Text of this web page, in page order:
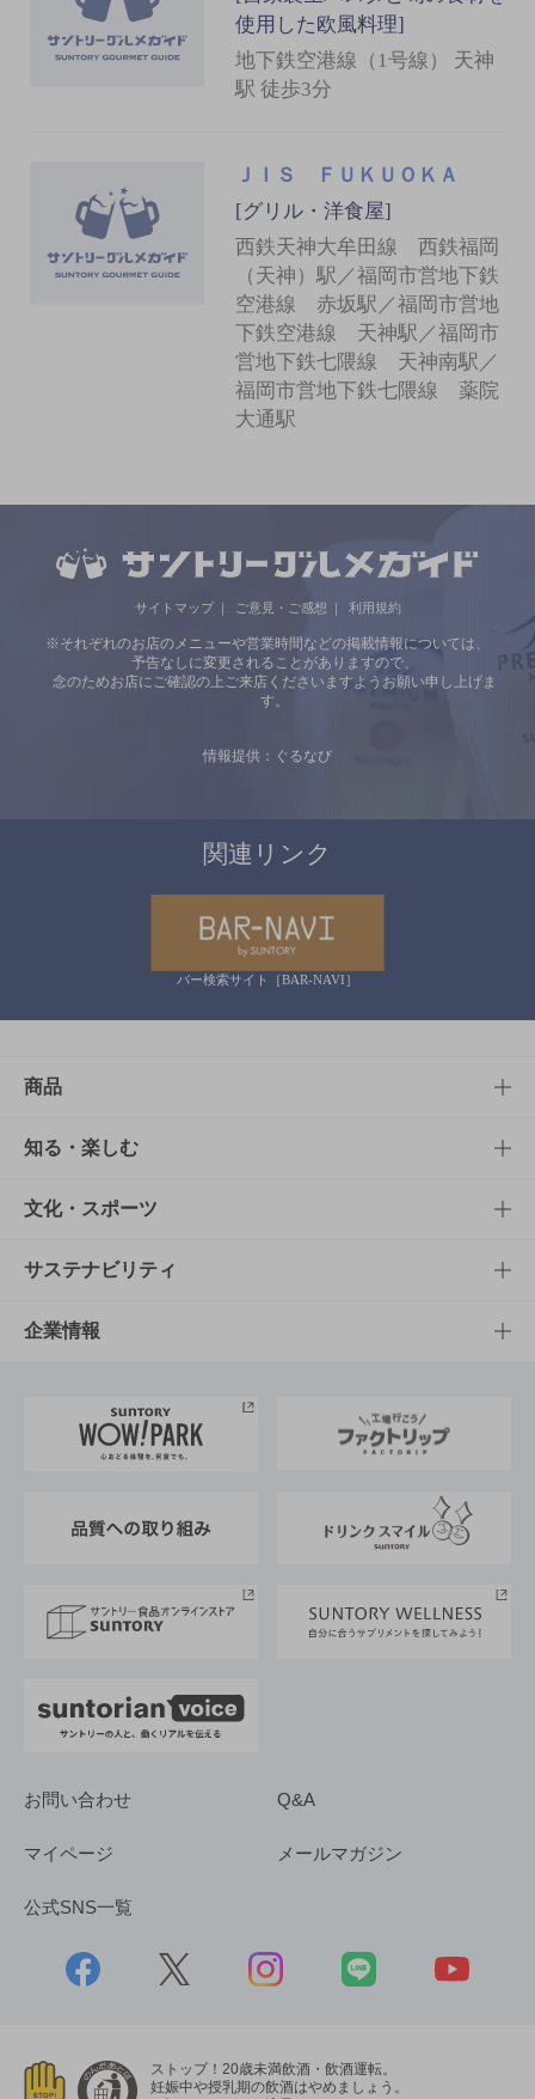
使用した欧風料理]
地下鉄空港線（1号線） 天神
駅 徒歩3分
ＪＩＳ ＦＵＫＵＯＫＡ
[グリル・洋食屋]
西鉄天神大牟田線 西鉄福岡
（天神）駅／福岡市営地下鉄
空港線 赤坂駅／福岡市営地
下鉄空港線 天神駅／福岡市
営地下鉄七隈線 天神南駅／
福岡市営地下鉄七隈線 薬院
大通駅
サイトマップ ご意見・ご感想 利用規約
※それぞれのお店のメニューや営業時間などの掲載情報については、
予告なしに変更されることがありますので、
念のためお店にご確認の上ご来店くださいますようお願い申し上げま
す。
情報提供：ぐるなび
関連リンク
バー検索サイト［BAR-NAVI］
商品
商品TOP
商品一覧
商品発売情報
栄養成分一覧
知る・楽しむ
知る・楽しむTOP
キャンペーン
工場見学
地域情報
文化・スポーツ
文化・スポーツTOP
サントリーホール
サントリーサンバーズ大阪
サステナビリティ
サステナビリティTOP
サントリーが考えるサステナビリティ経営
企業情報
企業概要
採用情報
お問い合わせ Q&A
マイページ メールマガジン
公式SNS一覧
ストップ！20歳未満飲酒・飲酒運転。
妊娠中や授乳期の飲酒はやめましょう。